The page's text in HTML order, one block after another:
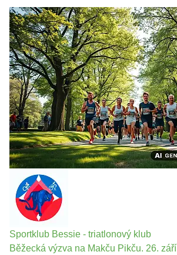
Sportklub Bessie - triatlonový klub
Běžecká výzva na Makču Pikču. 26. září